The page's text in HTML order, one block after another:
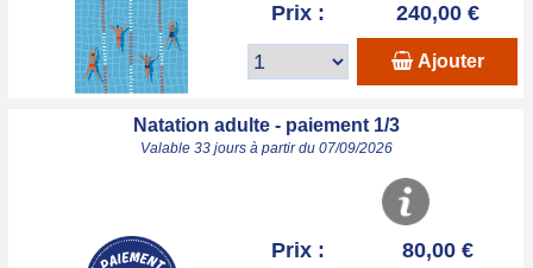
Prix : 240,00 €
Ajouter
Natation adulte - paiement 1/3
Valable 33 jours à partir du 07/09/2026
Prix : 80,00 €